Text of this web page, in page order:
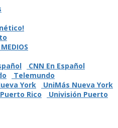
CNN En Español
Telemundo
UniMás Nueva York
Univisión Puerto